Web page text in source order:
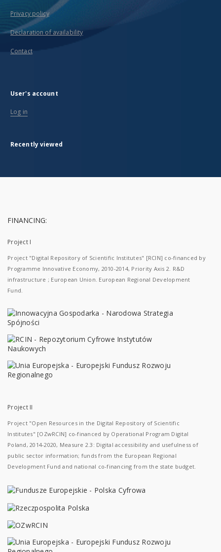
Privacy policy
Declaration of availability
Contact
User's account
Log in
Recently viewed
FINANCING:
Project I
Project "Digital Repository of Scientific Institutes" [RCIN] co-financed by
Programme Innovative Economy, 2010-2014, Priority Axis 2. R&D
infrastructure ; European Union. European Regional Development
Fund.
Project II
Project "Open Resources in the Digital Repository of Scientific
Institutes" [OZwRCIN] co-financed by Operational Program Digital
Poland, 2014-2020, Measure 2.3: Digital accessibility and usefulness of
public sector information; funds from the European Regional
Development Fund and national co-financing from the state budget.